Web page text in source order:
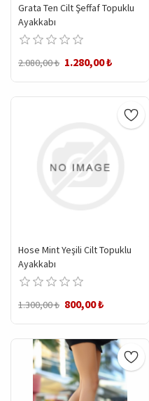
Grata Ten Cilt Şeffaf Topuklu
Ayakkabı
2.080,00 ₺ 1.280,00 ₺
Hose Mint Yeşili Cilt Topuklu
Ayakkabı
1.300,00 ₺ 800,00 ₺